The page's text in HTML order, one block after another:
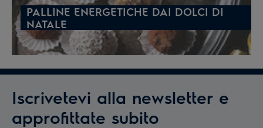
PALLINE ENERGETICHE DAI DOLCI DI
NATALE
Iscrivetevi alla newsletter e
approfittate subito